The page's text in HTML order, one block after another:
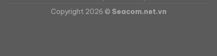
Copyright 2026 © Seacom.net.vn